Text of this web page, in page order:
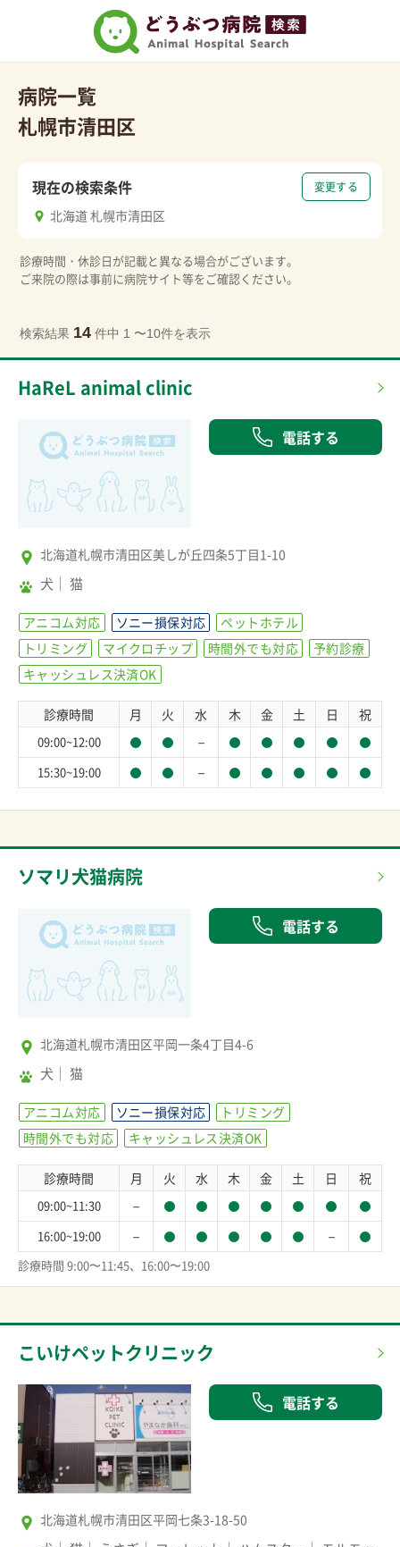
病院一覧
札幌市清田区
変更する
現在の検索条件
北海道 札幌市清田区
診療時間・休診日が記載と異なる場合がございます。
ご来院の際は事前に病院サイト等をご確認ください。
検索結果 14 件中 1 〜10件を表示
HaReL animal clinic
電話する
北海道札幌市清田区美しが丘四条5丁目1-10
犬 猫
アニコム対応 ソニー損保対応
ペットホテル
トリミング
マイクロチップ 時間外でも対応
予約診療
キャッシュレス決済OK
診療時間 月 火 水 木 金 土 日 祝
09:00~12:00 －
15:30~19:00 －
ソマリ犬猫病院
電話する
北海道札幌市清田区平岡一条4丁目4-6
犬 猫
アニコム対応 ソニー損保対応
トリミング
時間外でも対応
キャッシュレス決済OK
診療時間 月 火 水 木 金 土 日 祝
09:00~11:30 －
16:00~19:00 － －
診療時間 9:00〜11:45、16:00〜19:00
こいけペットクリニック
電話する
北海道札幌市清田区平岡七条3-18-50